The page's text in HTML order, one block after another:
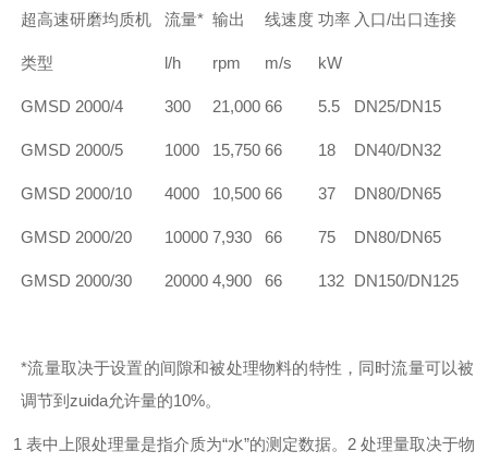
超高速研磨均质机 流量* 输出 线速度 功率 入口/出口连接
类型 l/h rpm m/s kW
GMSD 2000/4 300 21,000 66 5.5 DN25/DN15
GMSD 2000/5 1000 15,750 66 18 DN40/DN32
GMSD 2000/10 4000 10,500 66 37 DN80/DN65
GMSD 2000/20 10000 7,930 66 75 DN80/DN65
GMSD 2000/30 20000 4,900 66 132 DN150/DN125
*流量取决于设置的间隙和被处理物料的特性，同时流量可以被
调节到zuida允许量的10%。
1 表中上限处理量是指介质为“水”的测定数据。 2 处理量取决于物